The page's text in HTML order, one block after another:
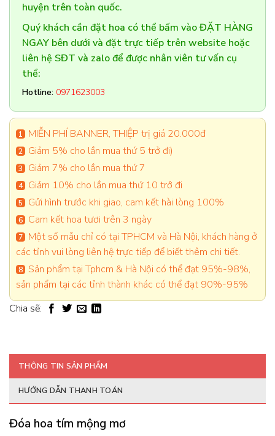
huyện trên toàn quốc.
Quý khách cần đặt hoa có thể bấm vào ĐẶT HÀNG
NGAY bên dưới và đặt trực tiếp trên website hoặc
liên hệ SĐT và zalo để được nhân viên tư vấn cụ
thể:
Hotline: 0971623003
MIỄN PHÍ BANNER, THIỆP trị giá 20.000đ
Giảm 5% cho lần mua thứ 5 trở đi)
Giảm 7% cho lần mua thứ 7
Giảm 10% cho lần mua thứ 10 trở đi
Gửi hình trước khi giao, cam kết hài lòng 100%
Cam kết hoa tươi trên 3 ngày
Một số mẫu chỉ có tại TPHCM và Hà Nội, khách hàng ở
các tỉnh vui lòng liên hệ trực tiếp để biết thêm chi tiết.
Sản phẩm tại Tphcm & Hà Nội có thể đạt 95%-98%,
sản phẩm tại các tỉnh thành khác có thể đạt 90%-95%
Chia sẽ:
THÔNG TIN SẢN PHẨM
HƯỚNG DẪN THANH TOÁN
Đóa hoa tím mộng mơ